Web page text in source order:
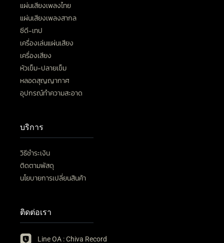
แผ่นเสียงเพลงไทย
แผ่นเสียงเพลงสากล
ซีดี-เทป
เครื่องเล่นแผ่นเสียง
เครื่องเสียง
หัวเข็ม-ปลายเข็ม
หลอดสุญญากาศ
อุปกรณ์ทำความสะอาด
บริการ
วิธีชำระเงิน
ติดตามพัสดุ
นโยบายการเปลี่ยนสินค้า
ติดต่อเรา
Line OA : Chiva Record